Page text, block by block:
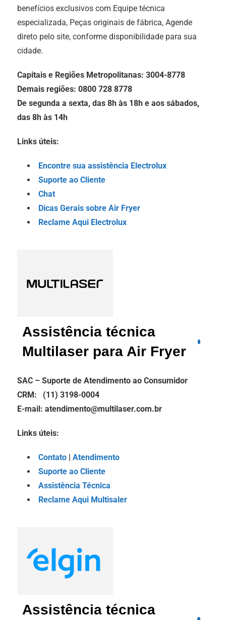
benefícios exclusivos com Equipe técnica
especializada, Peças originais de fábrica, Agende
direto pelo site, conforme disponibilidade para sua
cidade.
Capitais e Regiões Metropolitanas: 3004-8778
Demais regiões: 0800 728 8778
De segunda a sexta, das 8h às 18h e aos sábados,
das 8h às 14h
Links úteis:
Encontre sua assistência Electrolux
Suporte ao Cliente
Chat
Dicas Gerais sobre Air Fryer
Reclame Aqui Electrolux
Assistência técnica
Multilaser para Air Fryer
SAC – Suporte de Atendimento ao Consumidor
CRM: (11) 3198-0004
E-mail: atendimento@multilaser.com.br
Links úteis:
Contato
Atendimento
Suporte ao Cliente
Assistência Técnica
Reclame Aqui Multisaler
Assistência técnica